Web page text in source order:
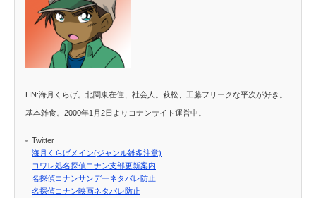
HN:海月くらげ。北関東在住、社会人。萩松、工藤フリークな平次が好き。
基本雑食。2000年1月2日よりコナンサイト運営中。
Twitter
海月くらげメイン(ジャンル雑多注意)
コワレ処名探偵コナン支部更新案内
名探偵コナンサンデーネタバレ防止
名探偵コナン映画ネタバレ防止